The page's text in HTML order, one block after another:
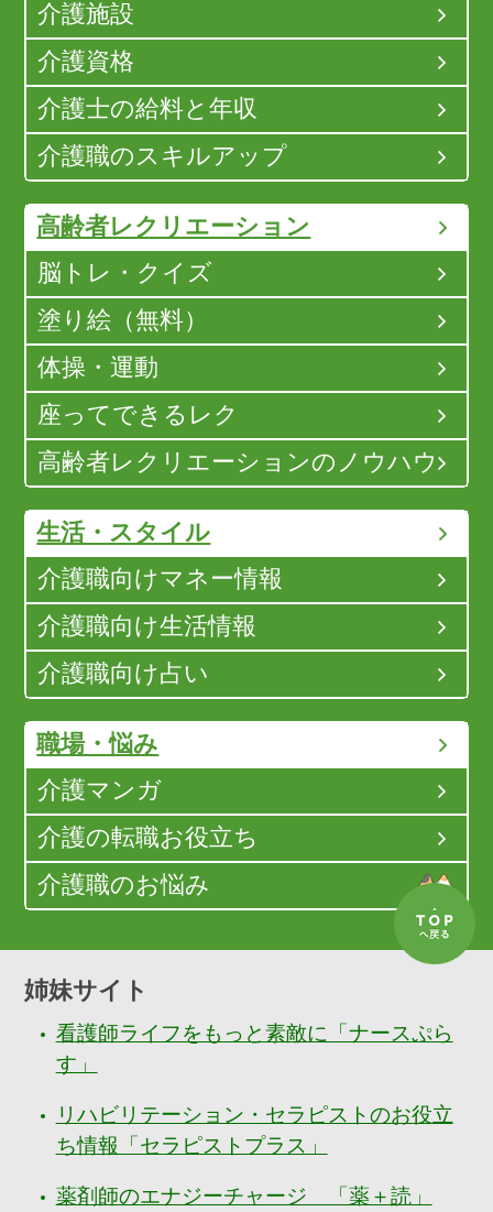
介護施設
介護資格
介護士の給料と年収
介護職のスキルアップ
高齢者レクリエーション
脳トレ・クイズ
塗り絵（無料）
体操・運動
座ってできるレク
高齢者レクリエーションのノウハウ
生活・スタイル
介護職向けマネー情報
介護職向け生活情報
介護職向け占い
職場・悩み
介護マンガ
介護の転職お役立ち
介護職のお悩み
姉妹サイト
看護師ライフをもっと素敵に「ナースぷら
す」
リハビリテーション・セラピストのお役立
ち情報「セラピストプラス」
薬剤師のエナジーチャージ 「薬＋読」